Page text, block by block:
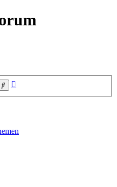
Suche